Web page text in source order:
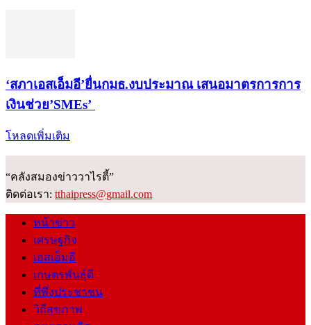
‘สภาเอสเอ็มอี’ยื่นกมธ.งบประมาณ เสนอมาตรการการ
เงินช่วย’SMEs’
โหลดเพิ่มเติม
“คลังสมองข่าววาไรตี้”
ติดต่อเรา: tthaipress@gmail.com
หน้าข่าว
เศรษฐกิจ
เอสเอ็มอี
เกษตรพันธุ์ดี
ที่พึ่งประชาชน
วิถีสุขภาพ